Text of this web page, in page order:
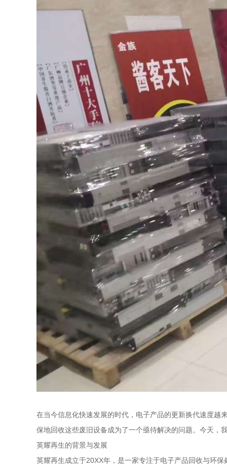
在当今信息化快速发展的时代，电子产品的更新换代速度越
保地回收这些废旧设备成为了一个亟待解决的问题。今天
英耀再生的背景与发展
英耀再生成立于20XX年，是一家专注于电子产品回收与环